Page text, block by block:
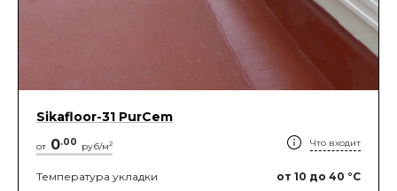
Sikafloor-31 PurCem
от 0.00 руб/м2 Что входит
Температура укладки от 10 до 40 °C